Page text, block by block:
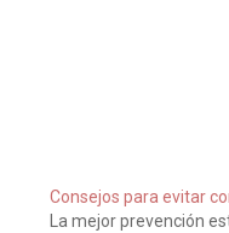
Consejos para evitar
La mejor prevención